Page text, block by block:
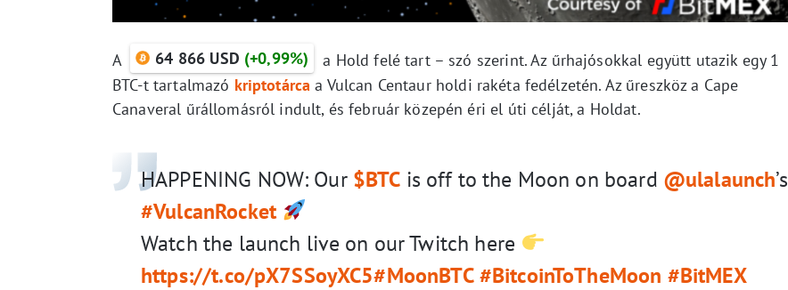
A 64 866 USD (+0,99%)
a Hold felé tart – szó szerint. Az űrhajósokkal együtt utazik egy 1
BTC-t tartalmazó kriptotárca a Vulcan Centaur holdi rakéta fedélzetén. Az űreszköz a Cape
Canaveral űrállomásról indult, és február közepén éri el úti célját, a Holdat.
HAPPENING NOW: Our $BTC is off to the Moon on board @ulalaunch’s
#VulcanRocket
Watch the launch live on our Twitch here
https://t.co/pX7SSoyXC5#MoonBTC #BitcoinToTheMoon #BitMEX